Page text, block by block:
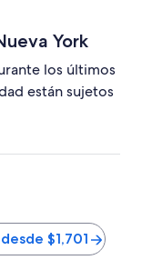
York
los últimos
están sujetos
$1,701